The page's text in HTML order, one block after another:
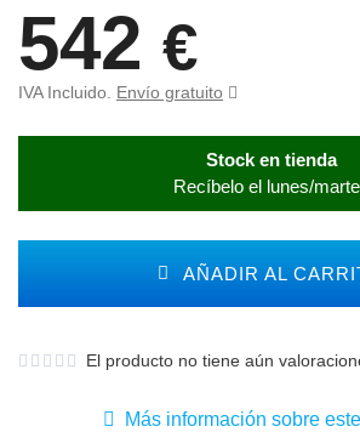
542 €
IVA Incluido. Envío gratuito
Stock en tienda
Recíbelo el lunes/
AÑADIR AL
El producto no tiene aún
Más información sobre